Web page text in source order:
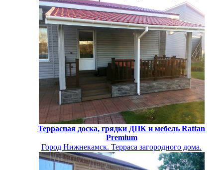
Террасная доска, грядки ДПК и мебель Rattan
Premium
Город Нижнекамск. Терраса загородного дома.